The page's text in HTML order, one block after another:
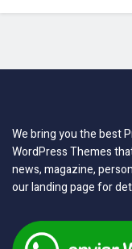
We bring you the best
WordPress Themes
news, magazine,
our landing page for